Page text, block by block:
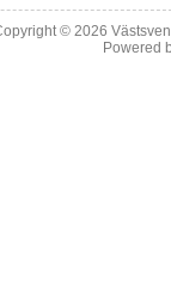
© 2026
Powered